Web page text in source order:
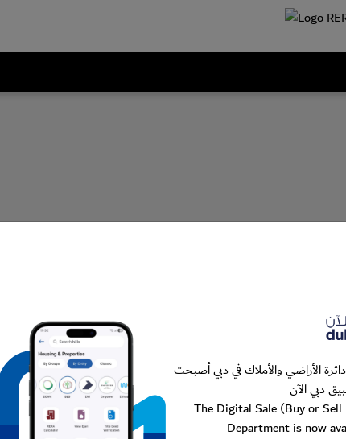
الأراضي والأملاك في دبي أصبحت
دبي الآن
The Digital Sale (Buy or
Department is now